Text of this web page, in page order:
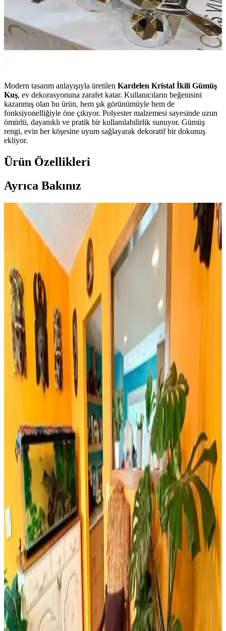
Modern tasarım anlayışıyla üretilen Kardelen Kristal İkili Gümüş
Kuş, ev dekorasyonuna zarafet katar. Kullanıcıların beğenisini
kazanmış olan bu ürün, hem şık görünümüyle hem de
fonksiyonelliğiyle öne çıkıyor. Polyester malzemesi sayesinde uzun
ömürlü, dayanıklı ve pratik bir kullanılabilirlik sunuyor. Gümüş
rengi, evin her köşesine uyum sağlayarak dekoratif bir dokunuş
ekliyor.
Ürün Özellikleri
Ayrıca Bakınız
Huzur Party Store 5 Metre Yeşil Çam Dalı ve Işıklı
Çam Dalı Karşılaştırması
İki farklı yeşil çam dalı ürününün detaylı özellikleri, kullanıcı
yorumları ve kullanım alanları karşılaştırmasıyla yılbaşı
dekorasyonunuza en uygun seçimi yapın.
Rattan Ayakkabılık: Doğal Şıklık ve Fonksiyonellik
Sunan Dekorasyon Seçeneği
Rattan ayakkabılık, doğal malzeme kullanımı ve estetik
görünümüyle modern ve sürdürülebilir dekorasyonun vazgeçilmez
parçasıdır. Hafifliği ve dayanıklılığıyla fonksiyonel çözümler sunar.
Bambu Stor Perdeler Karşılaştırması: Evesen ve
Linadora Modellerinin Özellikleri ve Farkları
Evesen ve Linadora bambu stor perdelerinin tasarım, dayanıklılık ve
kullanım kolaylığı açısından detaylı karşılaştırması. En uygun
seçeneği belirlemenize yardımcı olur.
Bosch TSM6A011W ve Musullu Kahve Baharat
Öğütücü Karşılaştırması
Bosch TSM6A011W ve Musullu kahve ve baharat öğütücüsü
arasındaki farklar, özellikler ve kullanıcı yorumlarıyla en uygun
seçimi yapmanıza yardımcı olur.
Retro Ahşap Poster Karşılaştırması: Dışarıdan Stres
Getirmek Yasaktır ve Edebiyat Sokağı Setleri
İki farklı retro ahşap poster ürününü karşılaştırıyoruz. Dışarıdan stres
getirmek yasaktır yazılı poster ve edebiyat temalı setler, kalite ve
kullanım açısından detaylı analizlerle ev dekorasyonunuza yeni bir
soluk getiriyor.
Milwaukee Alüminyum Şerit Metre 8mt 25mm
Dayanıklı ve Hassas Profesyonel Ölçüm Aracı
Milwaukee Alüminyum Şerit Metre 8 metre uzunluğu ve 25mm
genişliğiyle, dayanıklı yapısı ve yüksek hassasiyetiyle inşaat ve yapı
sektöründe güvenilir ölçüm sağlar.